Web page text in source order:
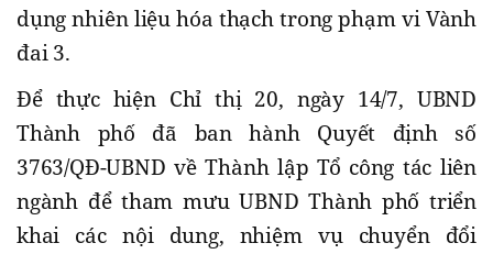
dụng nhiên liệu hóa thạch trong phạm vi Vành
đai 3.
Để thực hiện Chỉ thị 20, ngày 14/7, UBND
Thành phố đã ban hành Quyết định số
3763/QĐ-UBND về Thành lập Tổ công tác liên
ngành để tham mưu UBND Thành phố triển
khai các nội dung, nhiệm vụ chuyển đổi